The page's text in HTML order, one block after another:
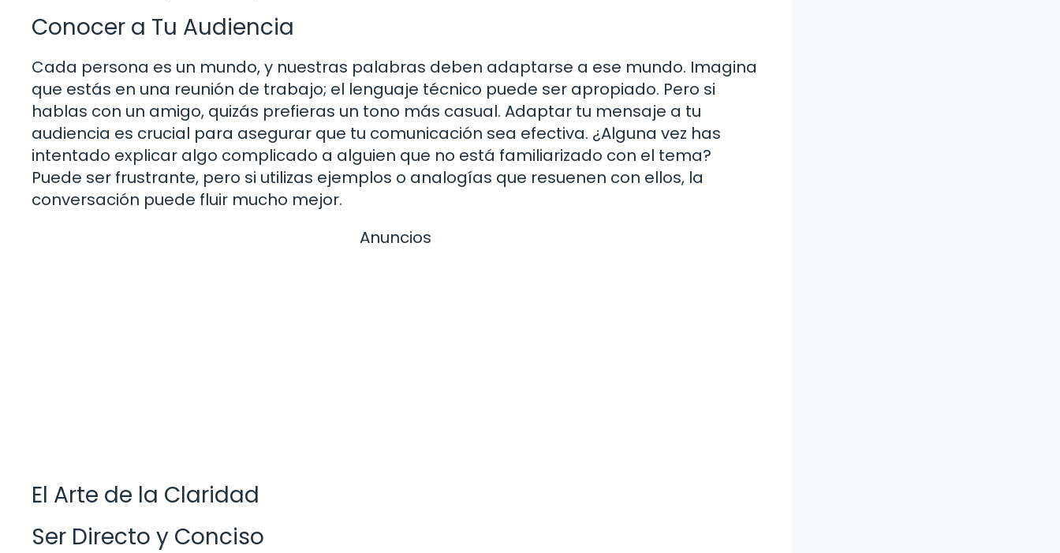
Conocer a Tu Audiencia
Cada persona es un mundo, y nuestras palabras deben adaptarse a ese mundo. Imagina
que estás en una reunión de trabajo; el lenguaje técnico puede ser apropiado. Pero si
hablas con un amigo, quizás prefieras un tono más casual. Adaptar tu mensaje a tu
audiencia es crucial para asegurar que tu comunicación sea efectiva. ¿Alguna vez has
intentado explicar algo complicado a alguien que no está familiarizado con el tema?
Puede ser frustrante, pero si utilizas ejemplos o analogías que resuenen con ellos, la
conversación puede fluir mucho mejor.
Anuncios
El Arte de la Claridad
Ser Directo y Conciso